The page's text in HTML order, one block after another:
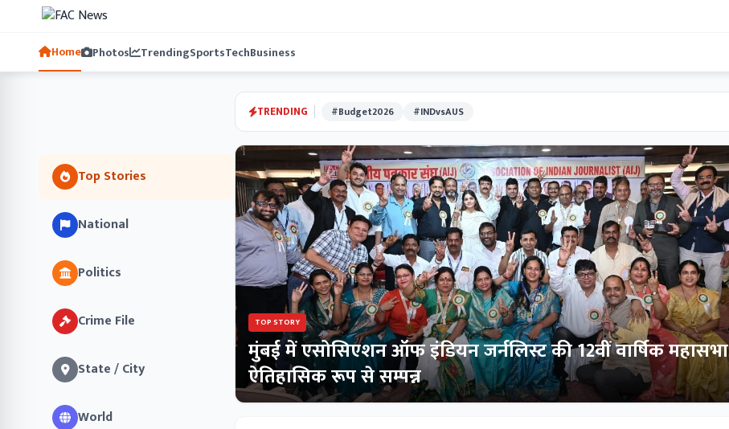
Home Photos TrendingSportsTechBusiness
Top Stories
National
Politics
Crime File
State / City
World
TRENDING #Budget2026 #INDvsAUS
TOP STORY
मुंबई में एसोसिएशन ऑफ इंडियन जर्नलिस्ट की 12वीं वार्षिक महासभा
ऐतिहासिक रूप से सम्पन्न